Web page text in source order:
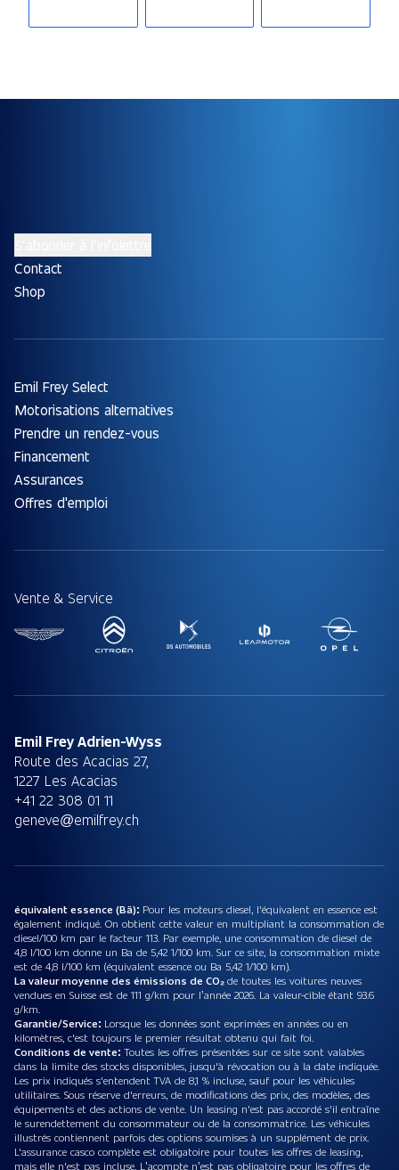
Contact
Shop
Emil Frey Select
Motorisations alternatives
Prendre un rendez-vous
Financement
Assurances
Offres d'emploi
Vente & Service
Emil Frey Adrien-Wyss
Route des Acacias 27,
1227 Les Acacias
+41 22 308 01 11
geneve@emilfrey.ch
équivalent essence (Bä): Pour les moteurs diesel, l'équivalent en essence est
également indiqué. On obtient cette valeur en multipliant la consommation de
diesel/100 km par le facteur 113. Par exemple, une consommation de diesel de
4,8 l/100 km donne un Ba de 5,42 1/100 km. Sur ce site, la consommation mixte
est de 4,8 l/100 km (équivalent essence ou Ba 5,42 1/100 km).
La valeur moyenne des émissions de CO₂de toutes les voitures neuves
vendues en Suisse est de 111 g/km pour l’année 2026. La valeur-cible étant 93.6
g/km.
Garantie/Service: Lorsque les données sont exprimées en années ou en
kilomètres, c'est toujours le premier résultat obtenu qui fait foi.
Conditions de vente: Toutes les offres présentées sur ce site sont valables
dans la limite des stocks disponibles, jusqu'à révocation ou à la date indiquée.
Les prix indiqués s'entendent TVA de 8,1 % incluse, sauf pour les véhicules
utilitaires. Sous réserve d'erreurs, de modifications des prix, des modèles, des
équipements et des actions de vente. Un leasing n'est pas accordé s'il entraîne
le surendettement du consommateur ou de la consommatrice. Les véhicules
illustrés contiennent parfois des options soumises à un supplément de prix.
L'assurance casco complète est obligatoire pour toutes les offres de leasing,
mais elle n'est pas incluse. L’acompte n’est pas obligatoire pour les offres de